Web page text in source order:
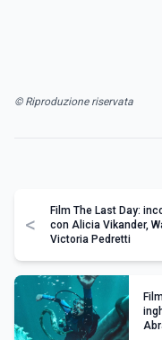
© Riproduzione riservata
<
Film The Last Day:
con Alicia Vikander,
Victoria Pedretti